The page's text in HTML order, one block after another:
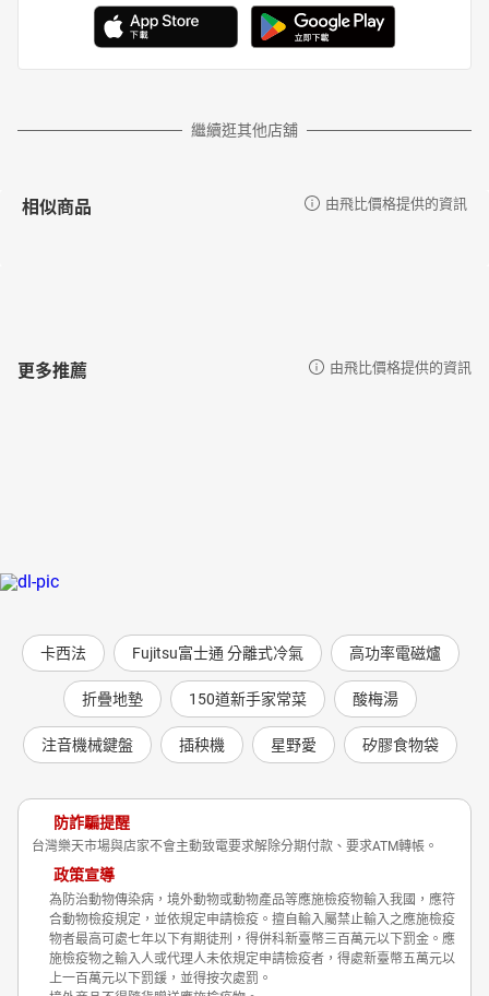
繼續逛其他店舖
相似商品 由飛比價格提供的資訊
更多推薦 由飛比價格提供的資訊
卡西法 Fujitsu富士通 分離式冷氣 高功率電磁爐
折疊地墊 150道新手家常菜 酸梅湯
注音機械鍵盤 插秧機 星野愛 矽膠食物袋
防詐騙提醒
台灣樂天市場與店家不會主動致電要求解除分期付款、要求ATM轉帳。
政策宣導
為防治動物傳染病，境外動物或動物產品等應施檢疫物輸入我國，應符
合動物檢疫規定，並依規定申請檢疫。擅自輸入屬禁止輸入之應施檢疫
物者最高可處七年以下有期徒刑，得併科新臺幣三百萬元以下罰金。應
施檢疫物之輸入人或代理人未依規定申請檢疫者，得處新臺幣五萬元以
上一百萬元以下罰鍰，並得按次處罰。